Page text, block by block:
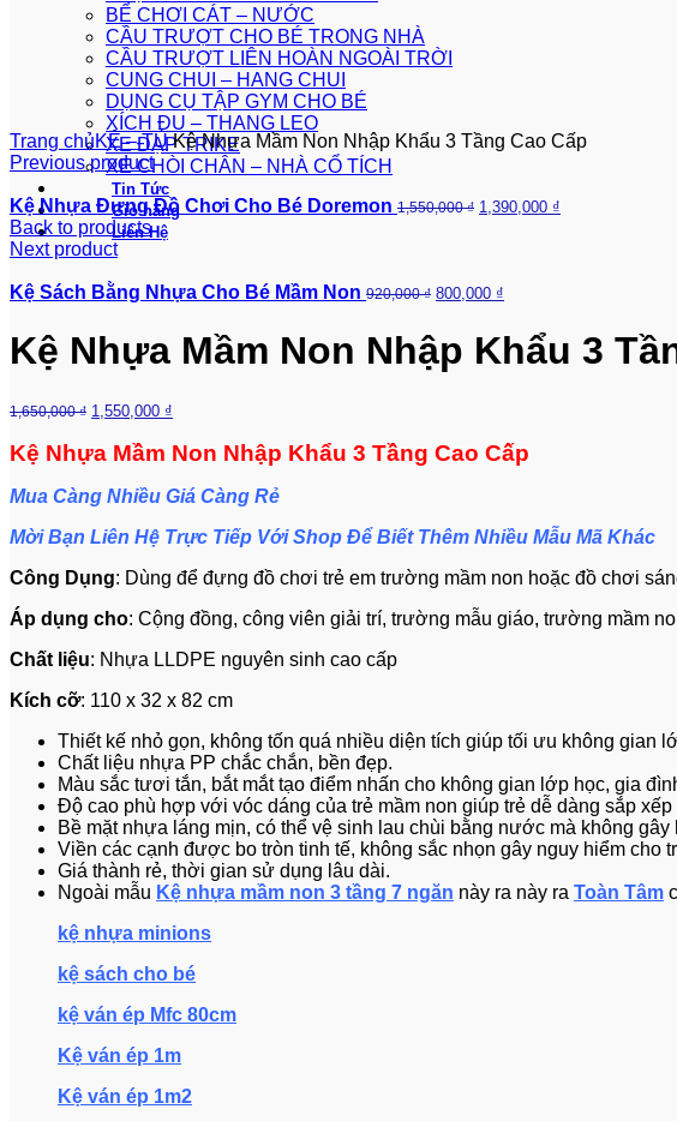
BỂ CHƠI CÁT – NƯỚC
CẦU TRƯỢT CHO BÉ TRONG NHÀ
CẦU TRƯỢT LIÊN HOÀN NGOÀI TRỜI
CUNG CHUI – HANG CHUI
DỤNG CỤ TẬP GYM CHO BÉ
XÍCH ĐU – THANG LEO
XE ĐẠP TRIKE
XE CHÒI CHÂN – NHÀ CỔ TÍCH
Tin Tức
Giỏ hàng
Liên Hệ
360 product view
Trang chủKỆ – TỦKệ Nhựa Mầm Non Nhập Khẩu 3 Tầng Cao Cấp
Previous product
Kệ Nhựa Đựng Đồ Chơi Cho Bé Doremon 1,550,000₫ 1,390,000 ₫
Back to products
Next product
Kệ Sách Bằng Nhựa Cho Bé Mầm Non 920,000₫ 800,000 ₫
Kệ Nhựa Mầm Non Nhập Khẩu 3
1,650,000₫ 1,550,000 ₫
Kệ Nhựa Mầm Non Nhập Khẩu 3 Tầng Cao Cấp
Mua Càng Nhiều Giá Càng Rẻ
Mời Bạn Liên Hệ Trực Tiếp Với Shop Để Biết Thêm Nhiều Mẫu Mã Khác
Công Dụng: Dùng để đựng đồ chơi trẻ em trường mầm non hoặc đồ chơi
Áp dụng cho: Cộng đồng, công viên giải trí, trường mẫu giáo, trường mầm
Chất liệu: Nhựa LLDPE nguyên sinh cao cấp
Kích cỡ: 110 x 32 x 82 cm
Thiết kế nhỏ gọn, không tốn quá nhiều diện tích giúp tối ưu không gian
Chất liệu nhựa PP chắc chắn, bền đẹp.
Màu sắc tươi tắn, bắt mắt tạo điểm nhấn cho không gian lớp học, gia
Độ cao phù hợp với vóc dáng của trẻ mầm non giúp trẻ dễ dàng sắp
Bề mặt nhựa láng mịn, có thể vệ sinh lau chùi bằng nước mà không
Viền các cạnh được bo tròn tinh tế, không sắc nhọn gây nguy hiểm cho
Giá thành rẻ, thời gian sử dụng lâu dài.
Ngoài mẫu Kệ nhựa mầm non 3 tầng 7 ngăn này ra này ra Toàn Tâm
kệ nhựa minions
kệ sách cho bé
kệ ván ép Mfc 80cm
Kệ ván ép 1m
Kệ ván ép 1m2